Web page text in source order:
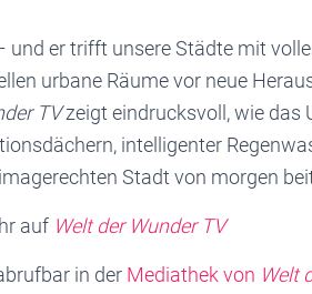
er trifft unsere Städte mit
urbane Räume vor neue
TVzeigt eindrucksvoll, wie das
intelligenter
Stadt von morgen
auf Welt der Wunder TV
in der Mediathek von Welt